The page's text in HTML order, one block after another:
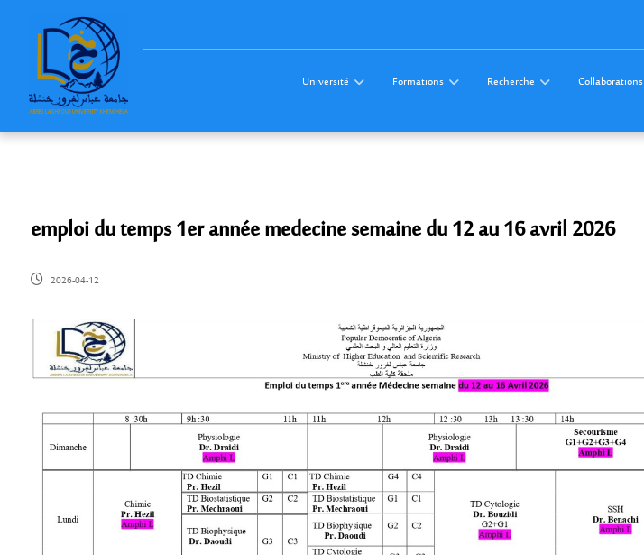
Université Formations Recherche Collaborations
emploi du temps 1er année medecine semaine du 12 au 16 avril 2026
2026-04-12